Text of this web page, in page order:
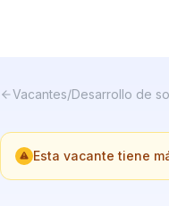
Vacantes/Desarrollo de
Esta vacante tiene